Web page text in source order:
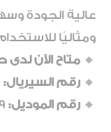
عالية الجودة
ومثاليًا
🔸متاح الآن لدى
🔸رقم السيريال:
🔸رقم الموديل: